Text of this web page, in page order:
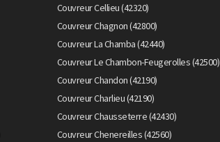
Couvreur Cellieu (42320)
Couvreur Chagnon (42800)
Couvreur La Chamba (42440)
Couvreur Le Chambon-Feugerolles (42500)
Couvreur Chandon (42190)
Couvreur Charlieu (42190)
Couvreur Chausseterre (42430)
Couvreur Chenereilles (42560)